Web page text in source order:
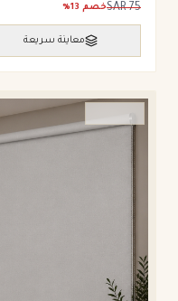
75
SARخصم 13
%
معاينة سريعة